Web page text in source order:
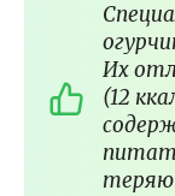
Их
(12